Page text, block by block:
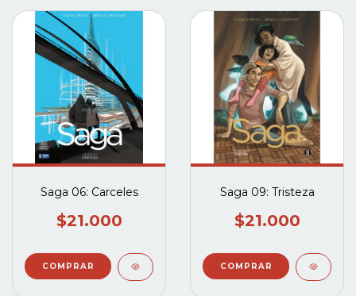
Saga 06: Carceles
$21.000
Saga 09: Tristeza
$21.000